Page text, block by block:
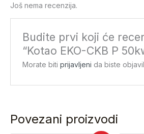
Još nema recenzija.
Budite prvi koji će
“Kotao EKO-CKB P
Morate bitiprijavljeni da biste
Povezani proizvodi